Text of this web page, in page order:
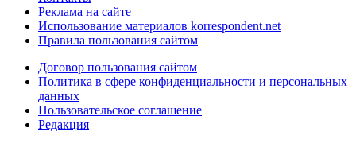
Реклама на сайте
Использование материалов korrespondent.net
Правила пользования сайтом
Договор пользования сайтом
Политика в сфере конфиденциальности и персональных
данных
Пользовательское соглашение
Редакция